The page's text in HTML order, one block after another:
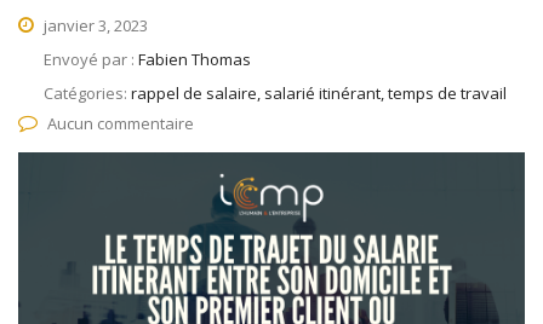
janvier 3, 2023
Envoyé par : Fabien Thomas
Catégories: rappel de salaire, salarié itinérant, temps de travail
Aucun commentaire